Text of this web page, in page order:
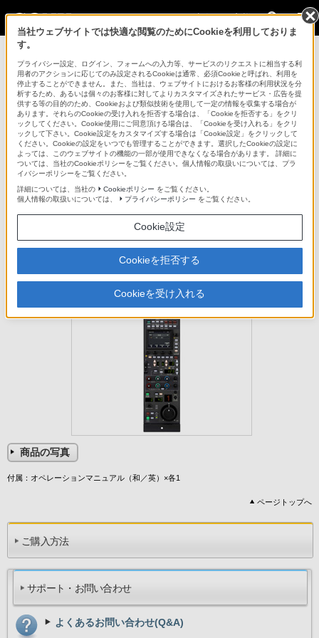
法人のお客様
リモートコントローラー / 関連商品 > RCP-1501
法人のお客様
リモートコントローラー / 関連商品
RCP-1501
ダイレクト操作スイッチと3型液晶タッチパネルを搭載した、多機能
なコントロールパネル
リモートコントロールパネル
RCP-1501
商品の写真
付属：オペレーションマニュアル（和／英）×各1
ページトップへ
ご購入方法
サポート・お問い合わせ
よくあるお問い合わせ(Q&A)
当社ウェブサイトでは快適な閲覧のためにCookieを利用しておりま
す。
プライバシー設定、ログイン、フォームへの入力等、サービスのリクエストに相当する利
用者のアクションに応じてのみ設定されるCookieは通常、必須Cookieと呼ばれ、利用を
停止することができません。また、当社は、ウェブサイトにおけるお客様の利用状況を分
析するため、あるいは個々のお客様に対してよりカスタマイズされたサービス・広告を提
供する等の目的のため、Cookieおよび類似技術を使用して一定の情報を収集する場合が
あります。それらのCookieの受け入れを拒否する場合は、「Cookieを拒否する」をクリ
ックしてください。Cookie使用にご同意頂ける場合は、「Cookieを受け入れる」をクリ
ックして下さい。Cookie設定をカスタマイズする場合は「Cookie設定」をクリックして
ください。Cookieの設定をいつでも管理することができます。選択したCookieの設定に
よっては、このウェブサイトの機能の一部が使用できなくなる場合があります。 詳細に
ついては、当社のCookieポリシーをご覧ください。個人情報の取扱いについては、プラ
イバシーポリシーをご覧ください。
詳細については、当社の
Cookieポリシー をご覧ください。
個人情報の取扱いについては、
プライバシーポリシー をご覧ください。
Cookie設定
Cookieを拒否する
Cookieを受け入れる